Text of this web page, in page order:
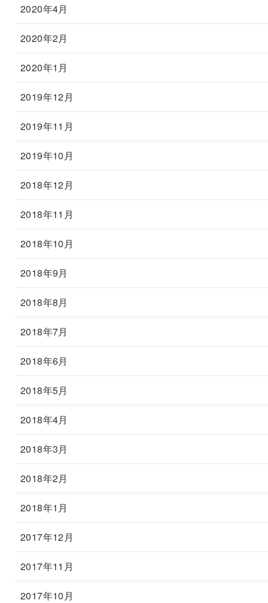
2020年4月
2020年2月
2020年1月
2019年12月
2019年11月
2019年10月
2018年12月
2018年11月
2018年10月
2018年9月
2018年8月
2018年7月
2018年6月
2018年5月
2018年4月
2018年3月
2018年2月
2018年1月
2017年12月
2017年11月
2017年10月